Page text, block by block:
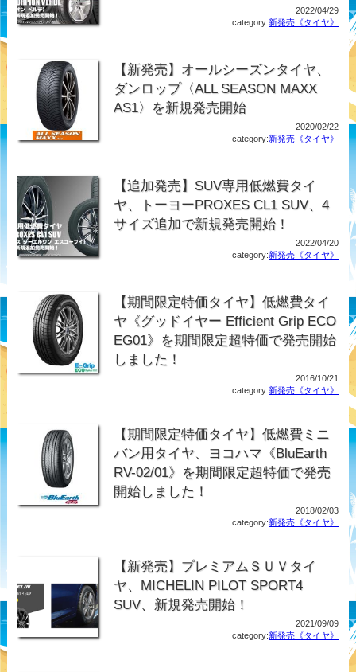
2022/04/29
category:新発売《タイヤ》
【新発売】オールシーズンタイヤ、
ダンロップ〈ALL SEASON MAXX
AS1〉を新規発売開始
2020/02/22
category:新発売《タイヤ》
【追加発売】SUV専用低燃費タイ
ヤ、トーヨーPROXES CL1 SUV、4
サイズ追加で新規発売開始！
2022/04/20
category:新発売《タイヤ》
【期間限定特価タイヤ】低燃費タイ
ヤ《グッドイヤー Efficient Grip ECO
EG01》を期間限定超特価で発売開始
しました！
2016/10/21
category:新発売《タイヤ》
【期間限定特価タイヤ】低燃費ミニ
バン用タイヤ、ヨコハマ《BluEarth
RV-02/01》を期間限定超特価で発売
開始しました！
2018/02/03
category:新発売《タイヤ》
【新発売】プレミアムＳＵＶタイ
ヤ、MICHELIN PILOT SPORT4
SUV、新規発売開始！
2021/09/09
category:新発売《タイヤ》